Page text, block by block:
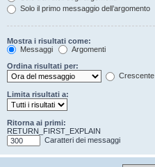
Solo il primo messaggio dell’argomento
Mostra i risultati come:
Messaggi
Argomenti
Ordina risultati per:
Crescente
Limita risultati a:
Ritorna ai primi:
RETURN_FIRST_EXPLAIN
Caratteri dei messaggi